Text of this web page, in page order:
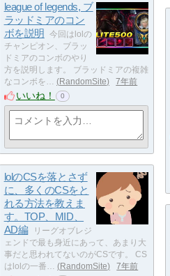
league of legends, ブ
ラッドミアのコン
ボを説明
今回はlolの
チャンピオン、ブラッ
ドミアのコンボのやり
方を説明します。 ブラッドミアの複雑
なコンボを…
RandomSite 7年前
いいね！ 0
lolのCSを落とさず
に、多くのCSをと
れる方法を教えま
す。TOP、MID、
AD編
リーグオブレジ
ェンドで最も身近にあって、あまり大
事だと思われてないのがCSです。 CS
はlolの一番…
RandomSite 7年前